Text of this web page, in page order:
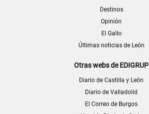
Destinos
Opinión
El Gallo
Últimas noticias de León
Otras webs de EDIGRUP
Diario de Castilla y León
Diario de Valladolid
El Correo de Burgos